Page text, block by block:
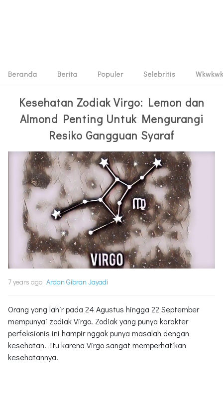
Beranda Berita Populer Selebritis Wkwkwk
Kesehatan Zodiak Virgo: Lemon dan
Almond Penting Untuk Mengurangi
Resiko Gangguan Syaraf
7 years ago Ardan Gibran Jayadi
Orang yang lahir pada 24 Agustus hingga 22 September
mempunyai zodiak Virgo. Zodiak yang punya karakter
perfeksionis ini hampir nggak punya masalah dengan
kesehatan. Itu karena Virgo sangat memperhatikan
kesehatannya.